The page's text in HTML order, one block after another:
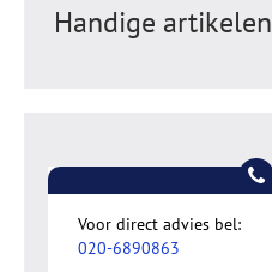
Handige artikelen
Voor direct advies bel:
020-6890863